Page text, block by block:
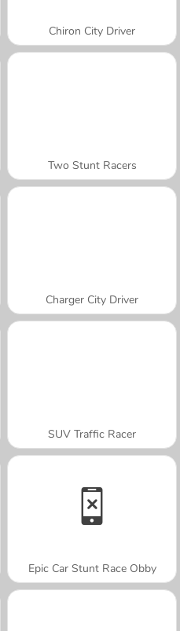
Chiron City Driver
Two Stunt Racers
Charger City Driver
SUV Traffic Racer
Epic Car Stunt Race Obby